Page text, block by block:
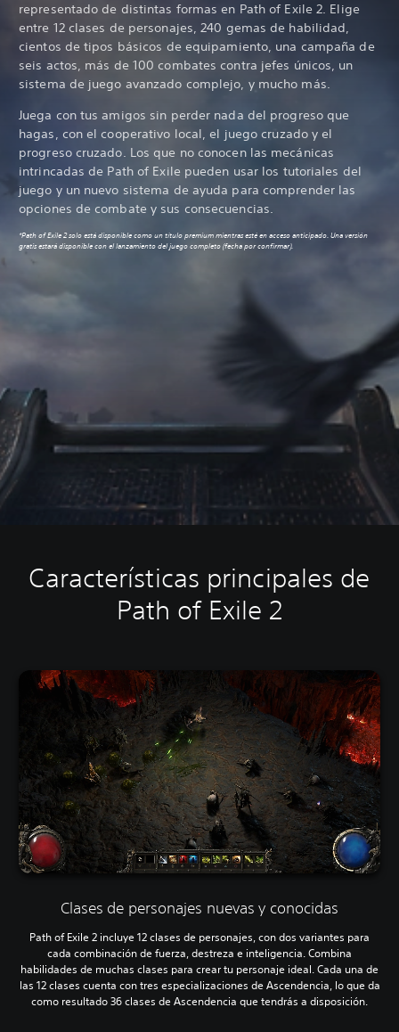
representado de distintas formas en Path of Exile 2. Elige
entre 12 clases de personajes, 240 gemas de habilidad,
cientos de tipos básicos de equipamiento, una campaña de
seis actos, más de 100 combates contra jefes únicos, un
sistema de juego avanzado complejo, y mucho más.
Juega con tus amigos sin perder nada del progreso que
hagas, con el cooperativo local, el juego cruzado y el
progreso cruzado. Los que no conocen las mecánicas
intrincadas de Path of Exile pueden usar los tutoriales del
juego y un nuevo sistema de ayuda para comprender las
opciones de combate y sus consecuencias.
*Path of Exile 2 solo está disponible como un título premium mientras esté en acceso anticipado. Una versión
gratis estará disponible con el lanzamiento del juego completo (fecha por confirmar).
Características principales de
Path of Exile 2
Clases de personajes nuevas y conocidas
Path of Exile 2 incluye 12 clases de personajes, con dos variantes para
cada combinación de fuerza, destreza e inteligencia. Combina
habilidades de muchas clases para crear tu personaje ideal. Cada una de
las 12 clases cuenta con tres especializaciones de Ascendencia, lo que da
como resultado 36 clases de Ascendencia que tendrás a disposición.